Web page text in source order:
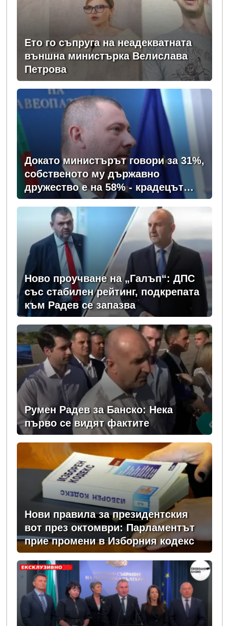
Ето го съпруга на неадекватната
външна министърка Велислава
Петрова
Докато министърът говори за 31%,
собственото му държавно
дружество е на 58% - крадецът
вика дръжте крадеца
Ново проучване на „Галъп“: ДПС
със стабилен рейтинг, подкрепата
към Радев се запазва
Румен Радев за Банско: Нека
първо се видят фактите
Нови правила за президентския
вот през октомври: Парламентът
прие промени в Изборния кодекс